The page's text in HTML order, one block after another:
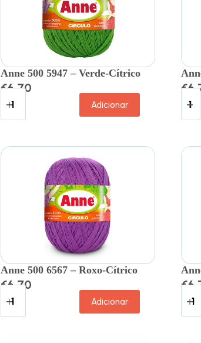
Anne 500 5947 – Verde-Cítrico
€6.70
Adicionar
€
Anne 500 6567 – Roxo-Cítrico
€6.70
Adicionar
€